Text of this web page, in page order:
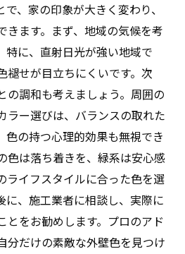
、家の印象が大きく変わり、
きます。まず、地域の気候を考
特に、直射日光が強い地域で
褪せが目立ちにくいです。次
の調和も考えましょう。周囲の
ラー選びは、バランスの取れた
色の持つ心理的効果も無視でき
色は落ち着きを、緑系は安心感
ライフスタイルに合った色を選
に、施工業者に相談し、実際に
とをお勧めします。プロのアド
分だけの素敵な外壁色を見つけ